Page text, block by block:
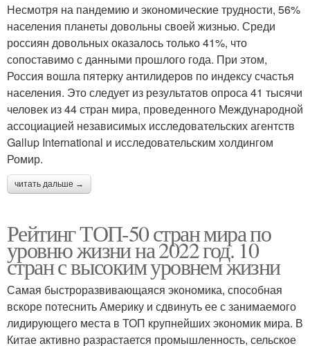
Несмотря на пандемию и экономические трудности, 56%
населения планеты довольны своей жизнью. Среди
россиян довольных оказалось только 41%, что
сопоставимо с данными прошлого года. При этом,
Россия вошла пятерку антилидеров по индексу счастья
населения. Это следует из результатов опроса 41 тысячи
человек из 44 стран мира, проведенного Международной
ассоциацией независимых исследовательских агентств
Gallup International и исследовательским холдингом
Ромир.
читать дальше →
Рейтинг ТОП-50 стран мира по
уровню жизни на 2022 год. 10
стран с высоким уровнем жизни
Самая быстроразвивающаяся экономика, способная
вскоре потеснить Америку и сдвинуть ее с занимаемого
лидирующего места в ТОП крупнейших экономик мира. В
Китае активно разрастается промышленность, сельское